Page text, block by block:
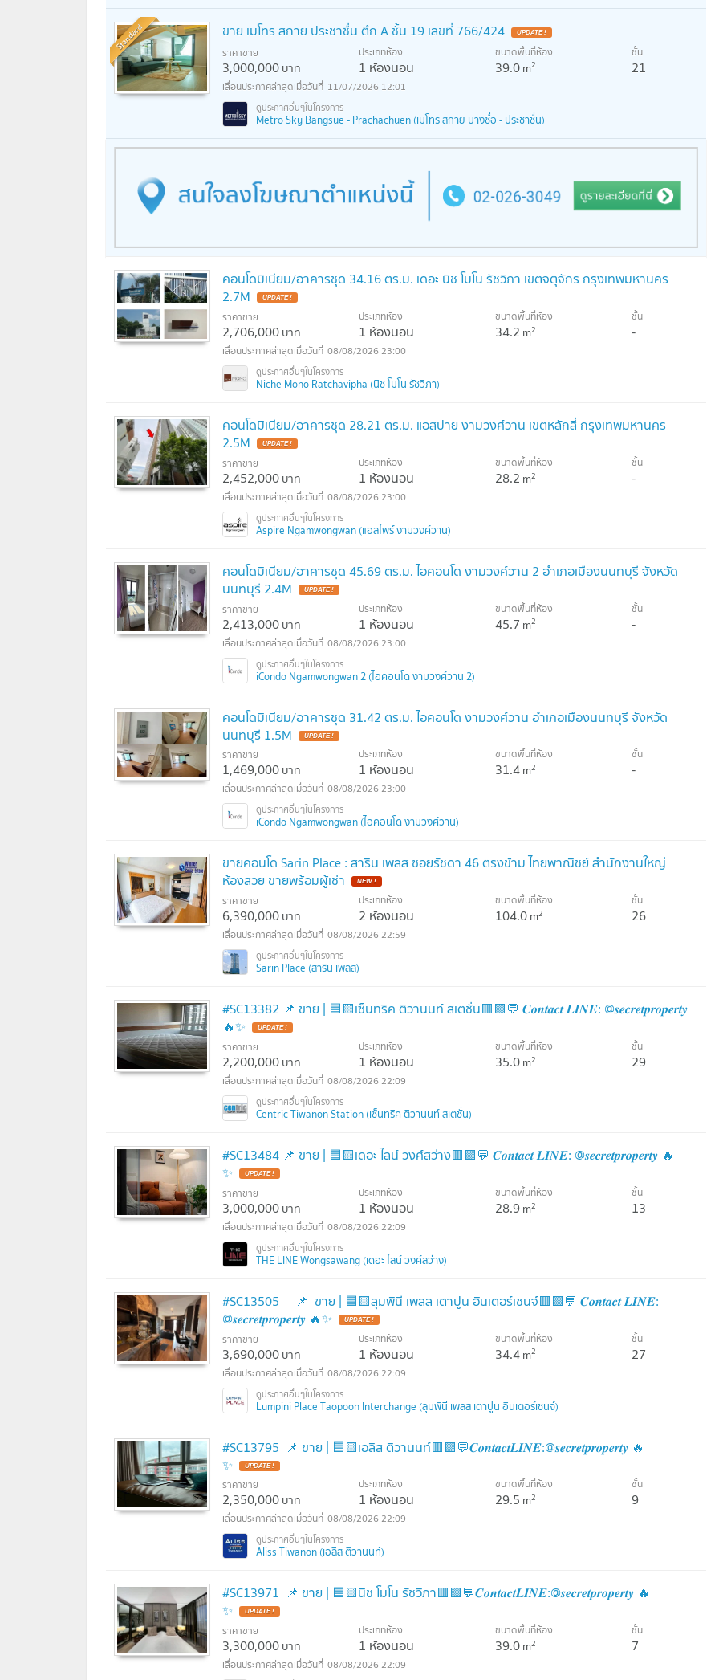
Standard ขาย เมโทร สกาย ประชาชื่น ตึก A ชั้น 19 เลขที่ 766/424
ราคาขาย
3,000,000บาท
ประเภทห้อง
1 ห้องนอน
ขนาดพื้นที่ห้อง
39.0m2
ชั้น
21
11/07/2026 12:01
Metro Sky Bangsue - Prachachuen (เมโทร สกาย บางซื่อ - ประชาชื่น)
คอนโดมิเนียม/อาคารชุด 34.16 ตร.ม. เดอะ นิช โมโน รัชวิภา เขตจตุจักร กรุงเทพมหานคร
2.7M
ราคาขาย
2,706,000บาท
ประเภทห้อง
1 ห้องนอน
ขนาดพื้นที่ห้อง
34.2 m2
ชั้น
-
08/08/2026 23:00
Niche Mono Ratchavipha (นิช โมโน รัชวิภา)
คอนโดมิเนียม/อาคารชุด 28.21 ตร.ม. แอสปาย งามวงศ์วาน เขตหลักสี่ กรุงเทพมหานคร
2.5M
ราคาขาย
2,452,000บาท
ประเภทห้อง
1 ห้องนอน
ขนาดพื้นที่ห้อง
28.2 m2
ชั้น
-
08/08/2026 23:00
Aspire Ngamwongwan (แอสไพร์ งามวงศ์วาน)
คอนโดมิเนียม/อาคารชุด 45.69 ตร.ม. ไอคอนโด งามวงศ์วาน 2 อำเภอเมืองนนทบุรี จังหวัด
นนทบุรี 2.4M
ราคาขาย
2,413,000บาท
ประเภทห้อง
1 ห้องนอน
ขนาดพื้นที่ห้อง
45.7 m2
ชั้น
-
08/08/2026 23:00
iCondo Ngamwongwan 2 (ไอคอนโด งามวงศ์วาน 2)
คอนโดมิเนียม/อาคารชุด 31.42 ตร.ม. ไอคอนโด งามวงศ์วาน อำเภอเมืองนนทบุรี จังหวัด
นนทบุรี 1.5M
ราคาขาย
1,469,000บาท
ประเภทห้อง
1 ห้องนอน
ขนาดพื้นที่ห้อง
31.4m2
ชั้น
-
08/08/2026 23:00
iCondo Ngamwongwan (ไอคอนโด งามวงศ์วาน)
ขายคอนโด Sarin Place : สาริน เพลส ซอยรัชดา 46 ตรงข้าม ไทยพาณิชย์ สำนักงานใหญ่
ห้องสวย ขายพร้อมผู้เช่า
ราคาขาย
6,390,000บาท
ประเภทห้อง
2 ห้องนอน
ขนาดพื้นที่ห้อง
104.0m2
ชั้น
26
08/08/2026 22:59
Sarin Place (สาริน เพลส)
#SC13382 📌 ขาย | 🟦🟨เซ็นทริค ติวานนท์ สเตชั่น​🟥🟩💬 𝑪𝒐𝒏𝒕𝒂𝒄𝒕 𝑳𝑰𝑵𝑬: @𝒔𝒆𝒄𝒓𝒆𝒕𝒑𝒓𝒐𝒑𝒆𝒓𝒕𝒚
🔥✨
ราคาขาย
2,200,000บาท
ประเภทห้อง
1 ห้องนอน
ขนาดพื้นที่ห้อง
35.0m2
ชั้น
29
08/08/2026 22:09
Centric Tiwanon Station (เซ็นทริค ติวานนท์ สเตชั่น)
#SC13484​​ 📌 ขาย | 🟦🟨เดอะ ไลน์ วงศ์สว่าง🟥🟩💬 𝑪𝒐𝒏𝒕𝒂𝒄𝒕 𝑳𝑰𝑵𝑬: @𝒔𝒆𝒄𝒓𝒆𝒕𝒑𝒓𝒐𝒑𝒆𝒓𝒕𝒚 🔥
✨
ราคาขาย
3,000,000บาท
ประเภทห้อง
1 ห้องนอน
ขนาดพื้นที่ห้อง
28.9m2
ชั้น
13
08/08/2026 22:09
THE LINE Wongsawang (เดอะ ไลน์ วงศ์สว่าง)
#SC13505 📌 ขาย | 🟦🟨ลุมพินี เพลส เตาปูน อินเตอร์เชนจ์​🟥🟩💬 𝑪𝒐𝒏𝒕𝒂𝒄𝒕 𝑳𝑰𝑵𝑬:
@𝒔𝒆𝒄𝒓𝒆𝒕𝒑𝒓𝒐𝒑𝒆𝒓𝒕𝒚 🔥✨
ราคาขาย
3,690,000บาท
ประเภทห้อง
1 ห้องนอน
ขนาดพื้นที่ห้อง
34.4m2
ชั้น
27
08/08/2026 22:09
Lumpini Place Taopoon Interchange (ลุมพินี เพลส เตาปูน อินเตอร์เชนจ์)
#SC13795​​​ 📌 ขาย | 🟦🟨เอลิส ติวานนท์🟥🟩💬𝑪𝒐𝒏𝒕𝒂𝒄𝒕𝑳𝑰𝑵𝑬:@𝒔𝒆𝒄𝒓𝒆𝒕𝒑𝒓𝒐𝒑𝒆𝒓𝒕𝒚 🔥
✨
ราคาขาย
2,350,000บาท
ประเภทห้อง
1 ห้องนอน
ขนาดพื้นที่ห้อง
29.5 m2
ชั้น
9
08/08/2026 22:09
Aliss Tiwanon (เอลิส ติวานนท์)
#SC13971​​​ 📌 ขาย | 🟦🟨นิช โมโน รัชวิภา🟥🟩💬𝑪𝒐𝒏𝒕𝒂𝒄𝒕𝑳𝑰𝑵𝑬:@𝒔𝒆𝒄𝒓𝒆𝒕𝒑𝒓𝒐𝒑𝒆𝒓𝒕𝒚 🔥
✨
ราคาขาย
3,300,000บาท
ประเภทห้อง
1 ห้องนอน
ขนาดพื้นที่ห้อง
39.0m2
ชั้น
7
08/08/2026 22:09